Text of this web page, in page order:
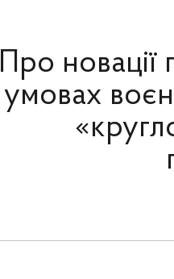
Про новації
умовах